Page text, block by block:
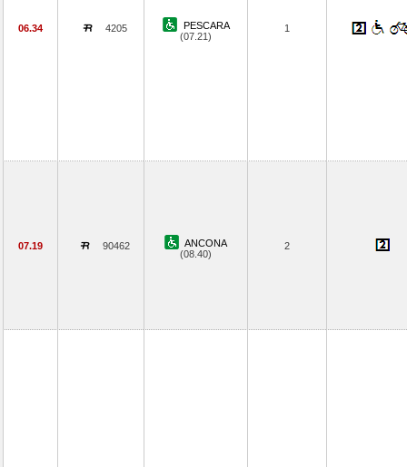
06.34 4205
PESCARA
(07.21)
1
07.19 90462
ANCONA
(08.40)
2